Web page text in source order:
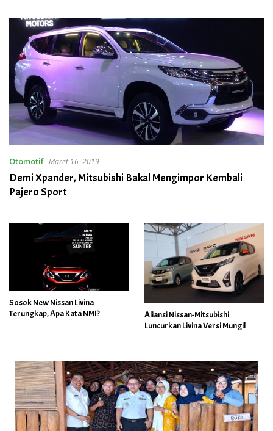
Otomotif Maret 16, 2019
Demi Xpander, Mitsubishi Bakal Mengimpor Kembali
Pajero Sport
Sosok New Nissan Livina
Terungkap, Apa Kata NMI?
Aliansi Nissan-Mitsubishi
Luncurkan Livina Versi Mungil